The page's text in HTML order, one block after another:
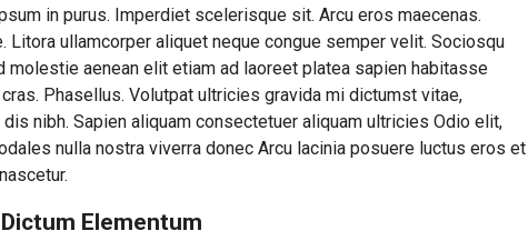
in purus. Imperdiet scelerisque sit. Arcu eros maecenas.
Litora ullamcorper aliquet neque congue semper velit. Sociosqu
molestie aenean elit etiam ad laoreet platea sapien habitasse
Phasellus. Volutpat ultricies gravida mi dictumst vitae,
nibh. Sapien aliquam consectetuer aliquam ultricies Odio elit,
nulla nostra viverra donec Arcu lacinia posuere luctus eros et
Elementum